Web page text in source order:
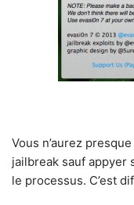
Vous n’aurez
jailbreak sauf appyer
le processus. C’est